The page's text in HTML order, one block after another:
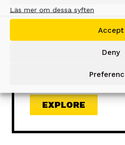
Läs mer om dessa syften
Accept
Deny
ALLU Processor är ett
blandningsverktyg för
grävmaskiner. Med
grävmaskinen
blandningsverktyg.
EXPLORE